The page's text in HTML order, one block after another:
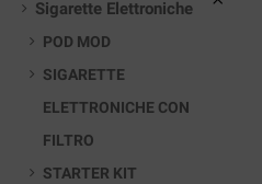
Sigarette Elettroniche
POD MOD
SIGARETTE
ELETTRONICHE CON
FILTRO
STARTER KIT